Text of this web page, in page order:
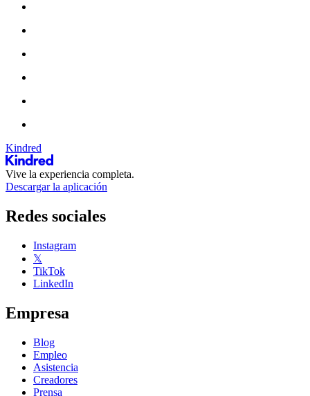
Kindred
Vive la experiencia completa.
Descargar la aplicación
Redes sociales
Instagram
𝕏
TikTok
LinkedIn
Empresa
Blog
Empleo
Asistencia
Creadores
Prensa